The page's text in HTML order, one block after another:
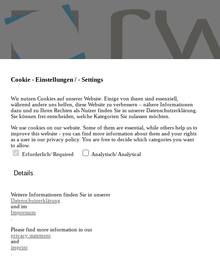
to
main
en
A
A
Cookie - Einstellungen / - Settings
Wir nutzen Cookies auf unserer Website. Einige von ihnen sind essenziell,
während andere uns helfen, diese Website zu verbessern – nähere Informationen
dazu und zu Ihren Rechten als Nutzer finden Sie in unserer Datenschutzerklärung.
Sie können frei entscheiden, welche Kategorien Sie zulassen möchten.
We use cookies on our website. Some of them are essential, while others help us to
improve this website - you can find more information about them and your rights
as a user in our privacy policy. You are free to decide which categories you want
to allow.
Erforderlich/ Required
Analytisch/ Analytical
Details
Weitere Informationen finden Sie in unserer
Datenschutzerklärung
und im
Impressum
Please find more information in our
privacy statement
and
imprint